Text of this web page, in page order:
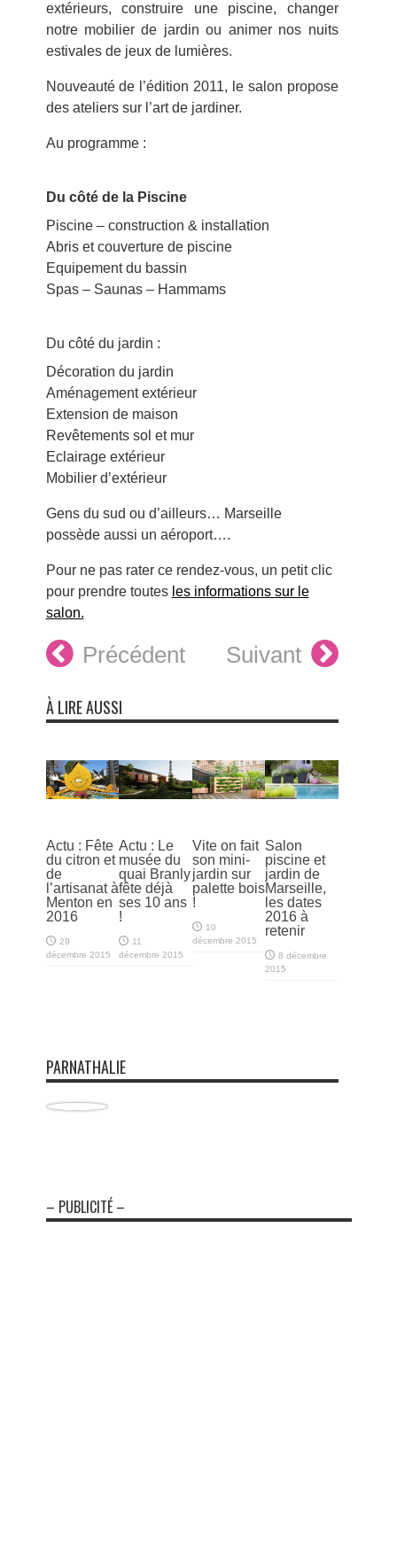
extérieurs, construire une piscine, changer
notre mobilier de jardin ou animer nos nuits
estivales de jeux de lumières.
Nouveauté de l’édition 2011, le salon propose
des ateliers sur l’art de jardiner.
Au programme :
Du côté de la Piscine
Piscine – construction & installation
Abris et couverture de piscine
Equipement du bassin
Spas – Saunas – Hammams
Du côté du jardin :
Décoration du jardin
Aménagement extérieur
Extension de maison
Revêtements sol et mur
Eclairage extérieur
Mobilier d’extérieur
Gens du sud ou d’ailleurs… Marseille
possède aussi un aéroport….
Pour ne pas rater ce rendez-vous, un petit clic
pour prendre toutes les informations sur le
salon.
Précédent Suivant
À LIRE AUSSI
Actu : Fête
du citron et
de
l’artisanat à
Menton en
2016
29
décembre 2015
Actu : Le
musée du
quai Branly
fête déjà
ses 10 ans
!
11
décembre 2015
Vite on fait
son mini-
jardin sur
palette bois
!
10
décembre 2015
Salon
piscine et
jardin de
Marseille,
les dates
2016 à
retenir
8 décembre
2015
PARNATHALIE
– PUBLICITÉ –